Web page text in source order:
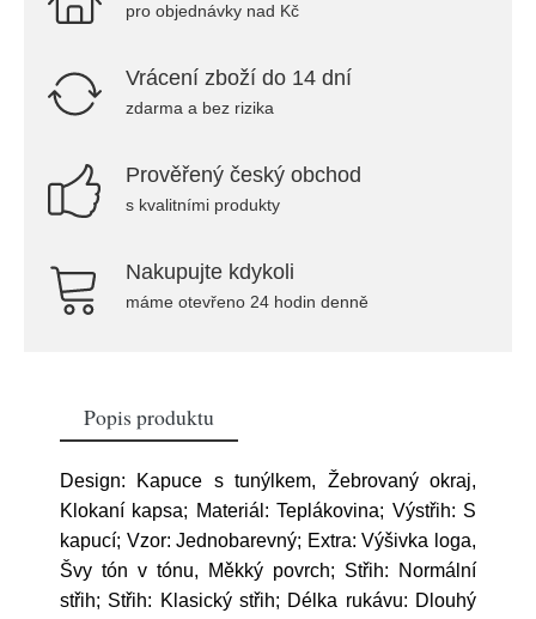
pro objednávky nad Kč
Vrácení zboží do 14 dní
zdarma a bez rizika
Prověřený český obchod
s kvalitními produkty
Nakupujte kdykoli
máme otevřeno 24 hodin denně
Popis produktu
Design: Kapuce s tunýlkem, Žebrovaný okraj,
Klokaní kapsa; Materiál: Teplákovina; Výstřih: S
kapucí; Vzor: Jednobarevný; Extra: Výšivka loga,
Švy tón v tónu, Měkký povrch; Střih: Normální
střih; Střih: Klasický střih; Délka rukávu: Dlouhý